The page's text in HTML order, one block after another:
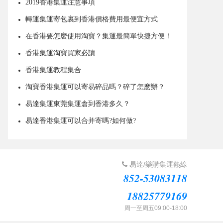
2019香港集運注意事項
轉運集運寄包裹到香港價格費用最便宜方式
在香港要怎麽使用淘寶？集運最簡單快捷方便！
香港集運淘寶買家必讀
香港集運教程集合
淘寶香港集運可以寄易碎品嗎？碎了怎麽辦？
易達集運東莞集運倉到香港多久？
易達香港集運可以合并寄嗎?如何做?
易達/樂購集運熱線
852-53083118
18825779169
周一至周五09:00-18:00